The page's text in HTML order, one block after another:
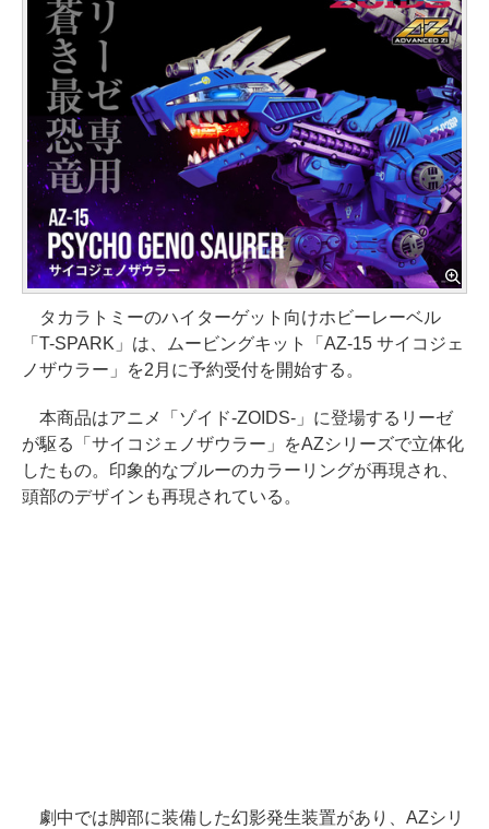
タカラトミーのハイターゲット向けホビーレーベル
「T-SPARK」は、ムービングキット「AZ-15 サイコジェ
ノザウラー」を2月に予約受付を開始する。
本商品はアニメ「ゾイド-ZOIDS-」に登場するリーゼ
が駆る「サイコジェノザウラー」をAZシリーズで立体化
したもの。印象的なブルーのカラーリングが再現され、
頭部のデザインも再現されている。
劇中では脚部に装備した幻影発生装置があり、AZシリ